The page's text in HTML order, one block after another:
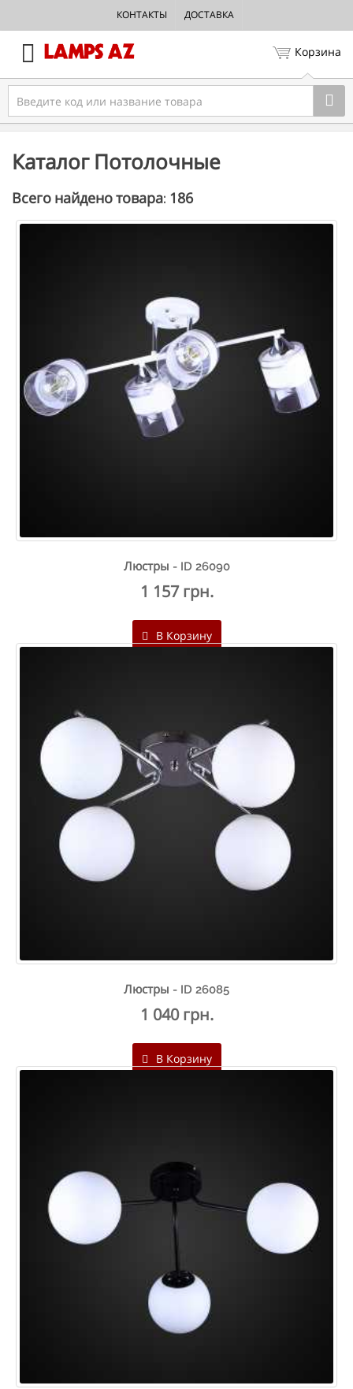
КОНТАКТЫ ДОСТАВКА
Корзина
Каталог Потолочные
Всего найдено товара: 186
Люстры - ID 26090
1 157 грн.
В Корзину
Люстры - ID 26085
1 040 грн.
В Корзину